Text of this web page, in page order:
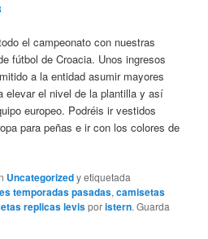
el campeonato con nuestras
fútbol de Croacia. Unos ingresos
a la entidad asumir mayores
elevar el nivel de la plantilla y así
europeo. Podréis ir vestidos
para peñas e ir con los colores de
Uncategorizedy etiquetada
temporadas pasadas,camisetas
replicas levisporistern. Guarda